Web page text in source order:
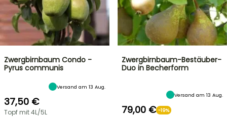
Zwergbirnbaum Condo -
Pyrus communis
Versand am 13 Aug.
37,50 €
Topf mit 4L/5L
Zwergbirnbaum-Bestäuber-
Duo in Becherform
Versand am 13 Aug.
79,00 € -19%